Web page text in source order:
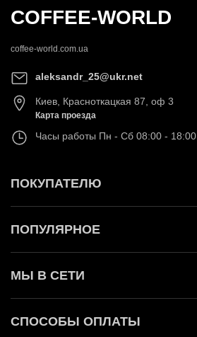
COFFEE-WORLD
coffee-world.com.ua
aleksandr_25@ukr.net
Киев Красноткацкая 87, оф 3
Карта проезда
Часы работы Пн - Сб 08:00 - 18:00
ПОКУПАТЕЛЮ
ПОПУЛЯРНОЕ
МЫ В СЕТИ
СПОСОБЫ ОПЛАТЫ